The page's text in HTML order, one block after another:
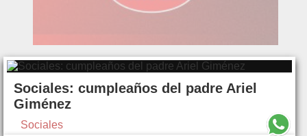
Sociales: cumpleaños del padre Ariel
Giménez
Sociales